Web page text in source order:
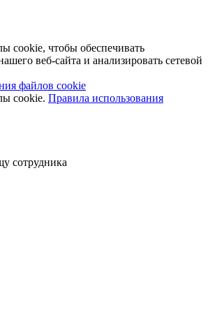
cookie, чтобы обеспечивать
веб-сайта и анализировать сетевой
файлов cookie
cookie. Правила использования
сотрудника